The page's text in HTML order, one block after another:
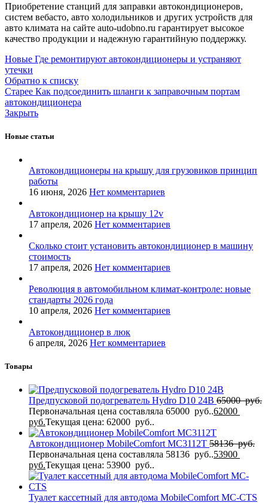
Приобретение станций для заправки автокондиционеров,
систем вебасто, авто холодильников и других устройств для
авто климата на сайте auto-udobno.ru гарантирует высокое
качество продукции и надежную гарантийную поддержку.
Новые Где ремонтируют автокондиционеры и устраняют
утечки
Обратно к списку
Старее Как подсоединить шланги к заправочным портам
автокондиционера
Закрыть
Новые статьи
Автокондиционеры на крышу для грузовиков принцип
работы
16 июня, 2026 Нет комментариев
Автокондиционер на крышу 12v
17 апреля, 2026 Нет комментариев
Сколько стоит установить автокондиционер в машину
стоимость
17 апреля, 2026 Нет комментариев
Революция в автомобильном климат-контроле: новые
стандарты 2026 года
10 апреля, 2026 Нет комментариев
Автокондиционер в люк
6 апреля, 2026 Нет комментариев
Товары
Предпусковой подогреватель Hydro D10 24В 65000руб.
Первоначальная цена составляла 65000 руб..62000
руб.Текущая цена: 62000 руб..
Автокондиционер MobileComfort MC3112T 58136руб.
Первоначальная цена составляла 58136 руб..53900
руб.Текущая цена: 53900 руб..
Туалет кассетный для автодома MobileComfort MC-CTS